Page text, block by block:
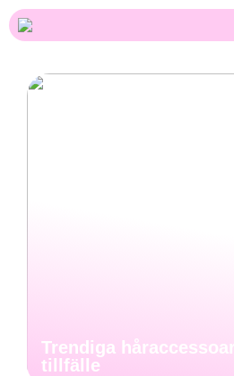
Trendiga
tillfälle